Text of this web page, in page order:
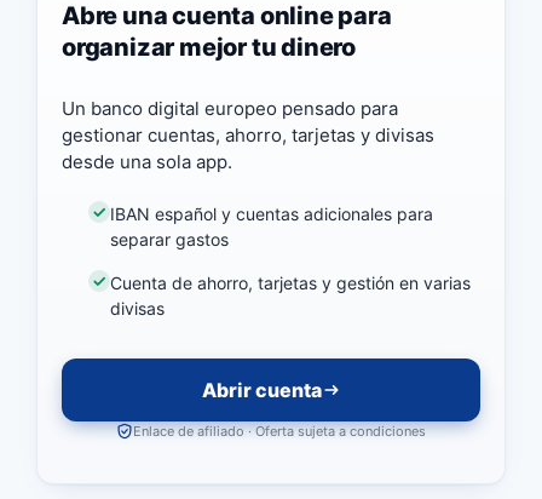
Abre una cuenta online para
organizar mejor tu dinero
Un banco digital europeo pensado para
gestionar cuentas, ahorro, tarjetas y divisas
desde una sola app.
IBAN español y cuentas adicionales para
separar gastos
Cuenta de ahorro, tarjetas y gestión en varias
divisas
Abrir cuenta
Enlace de afiliado · Oferta sujeta a condiciones